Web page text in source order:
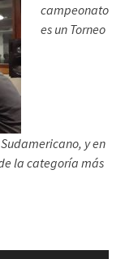
campeonato
es un Torneo
y en
la categoría más